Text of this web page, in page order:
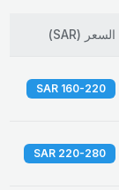
السعر (
SAR
)
160-220 SAR
220-280 SAR